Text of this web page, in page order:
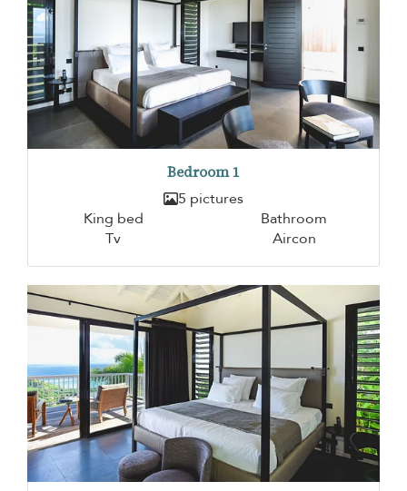
Bedroom 1
5 pictures
King bed
Bathroom
Tv
Aircon